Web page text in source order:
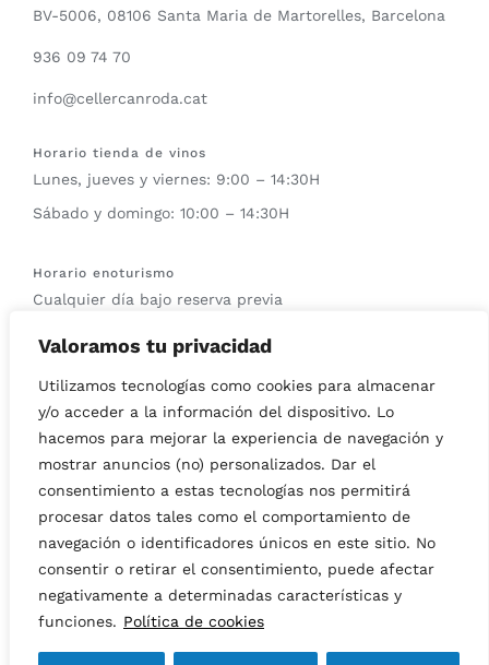
Valoramos tu privacidad
Utilizamos tecnologías como cookies para almacenar
y/o acceder a la información del dispositivo. Lo
hacemos para mejorar la experiencia de navegación y
mostrar anuncios (no) personalizados. Dar el
consentimiento a estas tecnologías nos permitirá
procesar datos tales como el comportamiento de
navegación o identificadores únicos en este sitio. No
consentir o retirar el consentimiento, puede afectar
negativamente a determinadas características y
funciones. Política de cookies
BV-5006, 08106 Santa Maria de Martorelles, Barcelona
936 09 74 70
info@cellercanroda.cat
Horario tienda de vinos
Lunes, jueves y viernes: 9:00 – 14:30H
Sábado y domingo: 10:00 – 14:30H
Horario enoturismo
Cualquier día bajo reserva previa
Horario del Wine bar
© Copyright 2019 -2026 | All Rights Reserved | This site is
protected by reCAPTCHA and the Google
Privacy Policy
and
InstagramFacebook